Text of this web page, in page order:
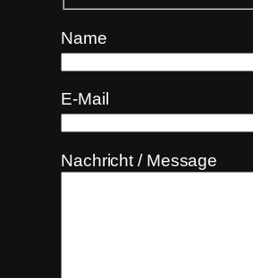
Name
E-Mail
Nachricht / Message